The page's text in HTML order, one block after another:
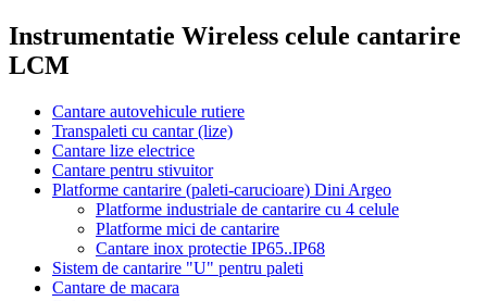
Instrumentatie Wireless celule cantarire
LCM
Cantare autovehicule rutiere
Transpaleti cu cantar (lize)
Cantare lize electrice
Cantare pentru stivuitor
Platforme cantarire (paleti-carucioare) Dini Argeo
Platforme industriale de cantarire cu 4 celule
Platforme mici de cantarire
Cantare inox protectie IP65..IP68
Sistem de cantarire "U" pentru paleti
Cantare de macara